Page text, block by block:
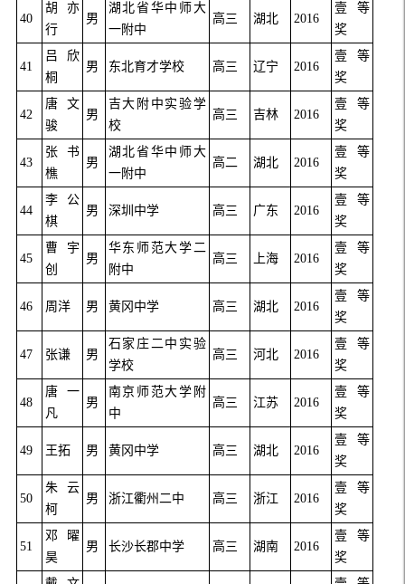
40
胡亦
行
男
湖北省华中师大
一附中
高三 湖北 2016
壹等
奖
41
吕欣
桐
男 东北育才学校 高三 辽宁 2016
壹等
奖
42
唐文
骏
男
吉大附中实验学
校
高三 吉林 2016
壹等
奖
43
张书
樵
男
湖北省华中师大
一附中
高二 湖北 2016
壹等
奖
44
李公
棋
男 深圳中学 高三 广东 2016
壹等
奖
45
曹宇
创
男
华东师范大学二
附中
高三 上海 2016
壹等
奖
46 周洋 男 黄冈中学 高三 湖北 2016
壹等
奖
47 张谦 男
石家庄二中实验
学校
高三 河北 2016
壹等
奖
48
唐一
凡
男
南京师范大学附
中
高三 江苏 2016
壹等
奖
49 王拓 男 黄冈中学 高三 湖北 2016
壹等
奖
50
朱云
柯
男 浙江衢州二中 高三 浙江 2016
壹等
奖
51
邓曜
昊
男 长沙长郡中学 高三 湖南 2016
壹等
奖